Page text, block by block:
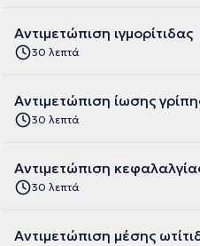
Αντιμετώπιση ιγμορίτιδας
30 λεπτά
Αντιμετώπιση ίωσης
30 λεπτά
Αντιμετώπιση
30 λεπτά
Αντιμετώπιση μέσης